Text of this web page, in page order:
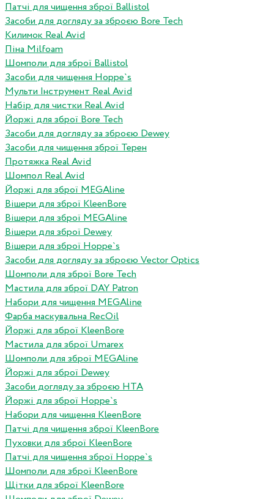
Патчі для чищення зброї Ballistol
Засоби для догляду за зброєю Bore Tech
Килимок Real Avid
Піна Milfoam
Шомполи для зброї Ballistol
Засоби для чищення Hoppe`s
Мульти Інструмент Real Avid
Набір для чистки Real Avid
Йоржі для зброї Bore Tech
Засоби для догляду за зброєю Dewey
Засоби для чищення зброї Терен
Протяжка Real Avid
Шомпол Real Avid
Йоржі для зброї MEGAline
Вішери для зброї KleenBore
Вішери для зброї MEGAline
Вішери для зброї Dewey
Вішери для зброї Hoppe`s
Засоби для догляду за зброєю Vector Optics
Шомполи для зброї Bore Tech
Мастила для зброї DAY Patron
Набори для чищення MEGAline
Фарба маскувальна RecOil
Йоржі для зброї KleenBore
Мастила для зброї Umarex
Шомполи для зброї MEGAline
Йоржі для зброї Dewey
Засоби догляду за зброєю HTA
Йоржі для зброї Hoppe`s
Набори для чищення KleenBore
Патчі для чищення зброї KleenBore
Пуховки для зброї KleenBore
Патчі для чищення зброї Hoppe`s
Шомполи для зброї KleenBore
Щітки для зброї KleenBore